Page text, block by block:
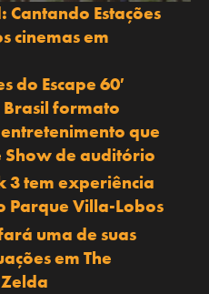
Cantando Estações
cinemas em
do Escape 60′
formato
que
Show de auditório
3 tem experiência
Parque Villa-Lobos
uma de suas
em The